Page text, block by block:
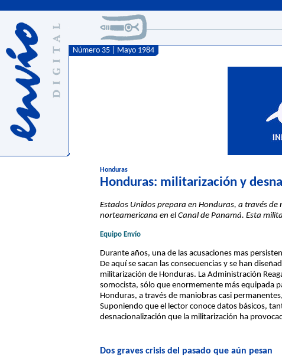
Número 35 | Mayo 1984
Honduras
Honduras: militarización y
Estados Unidos prepara en Honduras, a través
norteamericana en el Canal de Panamá. Esta
Equipo Envío
Durante años, una de las acusaciones mas
De aquí se sacan las consecuencias y se han
militarización de Honduras. La Administración
somocista, sólo que enormemente más equipada
Honduras, a través de maniobras casi
Suponiendo que el lector conoce datos básicos,
desnacionalización que la militarización ha
Dos graves crisis del pasado que aún pesan